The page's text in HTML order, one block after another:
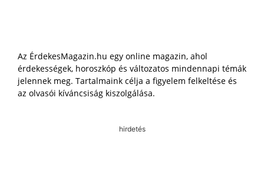
Az ÉrdekesMagazin.hu egy online magazin, ahol
érdekességek, horoszkóp és változatos mindennapi témák
jelennek meg. Tartalmaink célja a figyelem felkeltése és
az olvasói kíváncsiság kiszolgálása.
hirdetés